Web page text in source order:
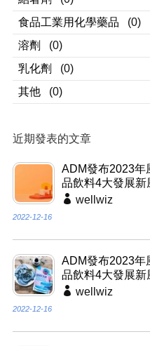
食品工業用化學藥品
(0)
溶劑
(0)
乳化劑
(0)
其他
(0)
近期發表的文章
ADM發布2023年
品飲料4大發展新
wellwiz
2022-12-16
ADM發布2023年
品飲料4大發展新
wellwiz
2022-12-16